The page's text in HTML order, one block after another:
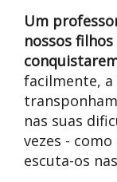
Um
nossos
facilmente, a
nas suas
vezes -
escuta-os